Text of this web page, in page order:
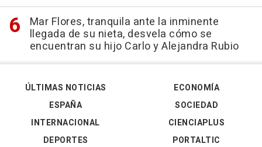
Mar Flores, tranquila ante la inminente
llegada de su nieta, desvela cómo se
encuentran su hijo Carlo y Alejandra Rubio
ÚLTIMAS NOTICIAS
ESPAÑA
INTERNACIONAL
DEPORTES
ECONOMÍA
SOCIEDAD
CIENCIAPLUS
PORTALTIC